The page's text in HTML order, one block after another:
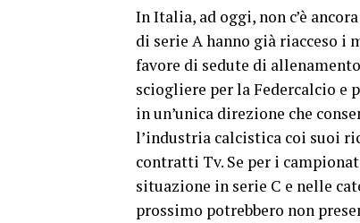
In Italia, ad oggi, non c’è
di serie A hanno già riacceso
favore di sedute di
sciogliere per la Federcalcio e
in un’unica direzione che
l’industria calcistica coi suoi
contratti Tv. Se per i
situazione in serie C e nelle
prossimo potrebbero non